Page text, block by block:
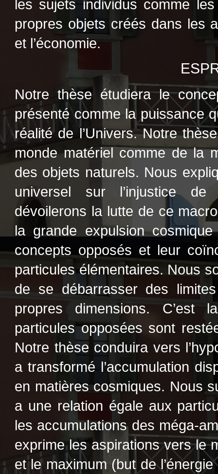
les sujets individus comme
propres objets créés dans les
et l’économie.
Notre thèse étudiera le
présenté comme la puissance
réalité de l’Univers. Notre
monde matériel comme de la
des objets naturels. Nous
universel sur l’injustice
dévoilerons la lutte de ce
la grande expulsion
concepts opposés et leur
particules élémentaires. Nous
de se débarrasser des
propres dimensions. C’est
particules opposées sont
Notre thèse conduira vers
a transformé l’accumulation
en matières cosmiques. Nous
a une relation égale aux
les accumulations des méga-
exprime les aspirations vers le
et le maximum (but de